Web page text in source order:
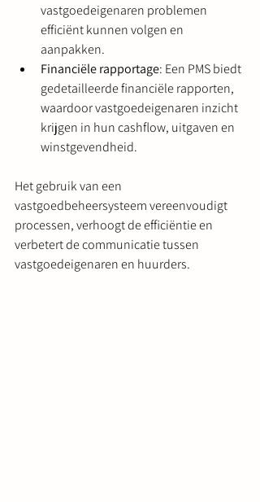
vastgoedeigenaren problemen
efficiënt kunnen volgen en
aanpakken.
Financiële rapportage: Een PMS biedt
gedetailleerde financiële rapporten,
waardoor vastgoedeigenaren inzicht
krijgen in hun cashflow, uitgaven en
winstgevendheid.
Het gebruik van een
vastgoedbeheersysteem vereenvoudigt
processen, verhoogt de efficiëntie en
verbetert de communicatie tussen
vastgoedeigenaren en huurders.